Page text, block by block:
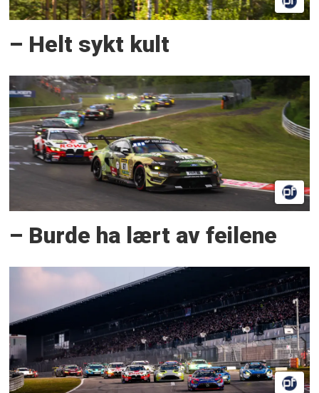
– Helt sykt kult
– Burde ha lært av feilene